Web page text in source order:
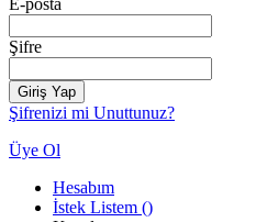
Şifre
Giriş Yap
Şifrenizi mi Unuttunuz?
Üye Ol
Hesabım
İstek Listem ()